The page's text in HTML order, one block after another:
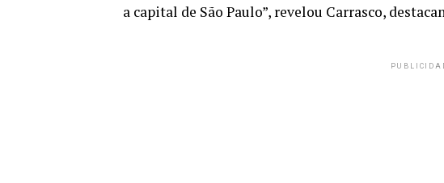
a capital de São Paulo”, revelou Carrasco,